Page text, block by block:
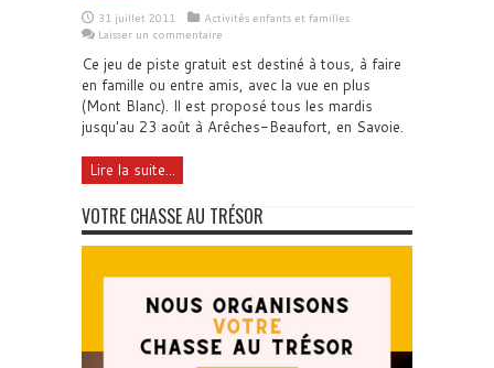
31 juillet 2011
Activités enfants et familles
Laisser un commentaire
Ce jeu de piste gratuit est destiné à tous, à faire
en famille ou entre amis, avec la vue en plus
(Mont Blanc). Il est proposé tous les mardis
jusqu'au 23 août à Arêches-Beaufort, en Savoie.
Lire la suite...
VOTRE CHASSE AU TRÉSOR